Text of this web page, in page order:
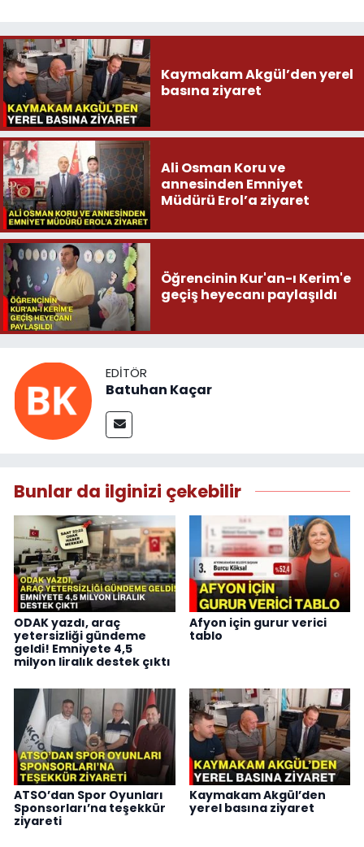
Kaymakam Akgül’den yerel
basına ziyaret
Ali Osman Koru ve
annesinden Emniyet
Müdürü Erol’a ziyaret
Öğrencinin Kur'an-ı Kerim'e
geçiş heyecanı paylaşıldı
EDITÖR
Batuhan Kaçar
Bunlar da ilginizi çekebilir
ODAK yazdı, araç
yetersizliği gündeme
geldi! Emniyete 4,5
milyon liralık destek çıktı
Afyon için gurur verici
tablo
ATSO’dan Spor Oyunları
Sponsorları’na teşekkür
ziyareti
Kaymakam Akgül’den
yerel basına ziyaret